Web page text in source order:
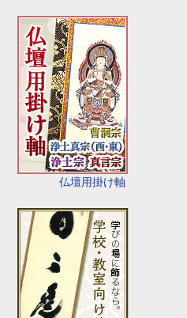
仏壇用掛け軸